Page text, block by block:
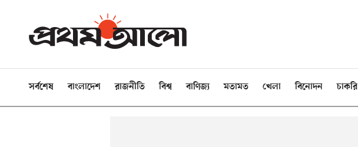
সর্বশেষ বাংলাদেশ রাজনীতি বিশ্ব বাণিজ্য মতামত খেলা বিনোদন চাকরি